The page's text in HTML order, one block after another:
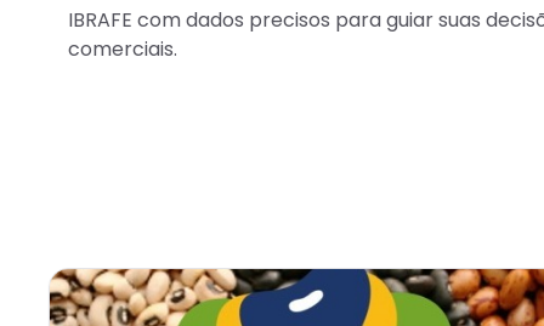
IBRAFE com dados precisos para guiar suas
comerciais.